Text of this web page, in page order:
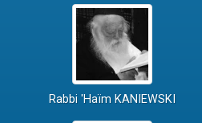
Rabbi 'Haïm KANIEWSKI